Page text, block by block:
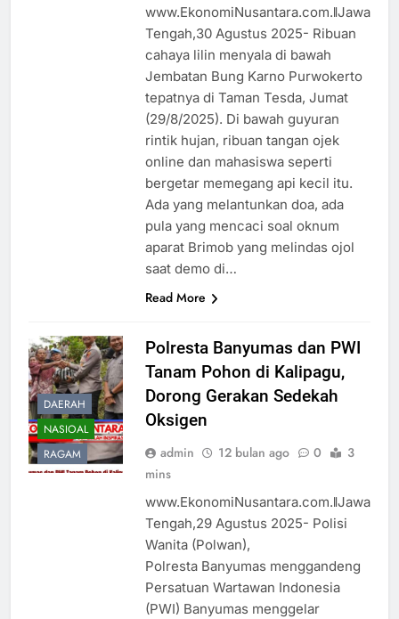
www.EkonomiNusantara.com.ǁJawa
Tengah,30 Agustus 2025- Ribuan
cahaya lilin menyala di bawah
Jembatan Bung Karno Purwokerto
tepatnya di Taman Tesda, Jumat
(29/8/2025). Di bawah guyuran
rintik hujan, ribuan tangan ojek
online dan mahasiswa seperti
bergetar memegang api kecil itu.
Ada yang melantunkan doa, ada
pula yang mencaci soal oknum
aparat Brimob yang melindas ojol
saat demo di…
Read More
DAERAH
NASIOAL
RAGAM
Polresta Banyumas dan PWI
Tanam Pohon di Kalipagu,
Dorong Gerakan Sedekah
Oksigen
admin 12 bulan ago 0
3
mins
www.EkonomiNusantara.com.ǁJawa
Tengah,29 Agustus 2025- Polisi
Wanita (Polwan),
Polresta Banyumas menggandeng
Persatuan Wartawan Indonesia
(PWI) Banyumas menggelar